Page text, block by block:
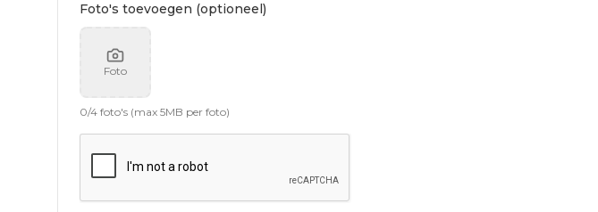
Foto's toevoegen (optioneel)
Foto
0/4 foto's (max 5MB per foto)